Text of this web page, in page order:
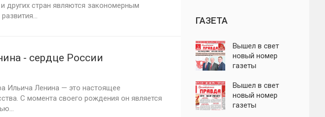
других стран являются закономерным
- сердце России
Ильича Ленина — это настоящее
С момента своего рождения он является
ГАЗЕТА
Вышел в свет
новый номер
газеты
правда"
Вышел в свет
новый номер
газеты